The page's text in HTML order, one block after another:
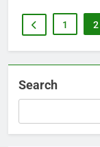
1 2
Search